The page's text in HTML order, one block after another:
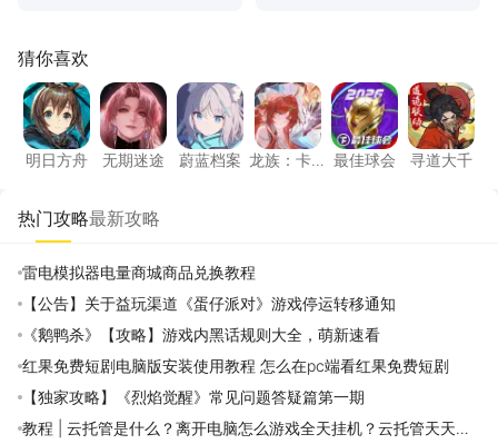
猜你喜欢
明日方舟
明日方舟
无期迷途
无期迷途
蔚蓝档案
蔚蓝档案
龙族：卡塞尔之门
龙族：卡
最佳球会
最佳球会
寻道大
寻道大千
热门攻略最新攻略
雷电模拟器电量商城商品兑换教程
【公告】关于益玩渠道《蛋仔派对》游戏停运转移通知
《鹅鸭杀》【攻略】游戏内黑话规则大全，萌新速看
红果免费短剧电脑版安装使用教程 怎么在pc端看红果免费短剧
【独家攻略】《烈焰觉醒》常见问题答疑篇第一期
教程 | 云托管是什么？离开电脑怎么游戏全天挂机？云托管天天免